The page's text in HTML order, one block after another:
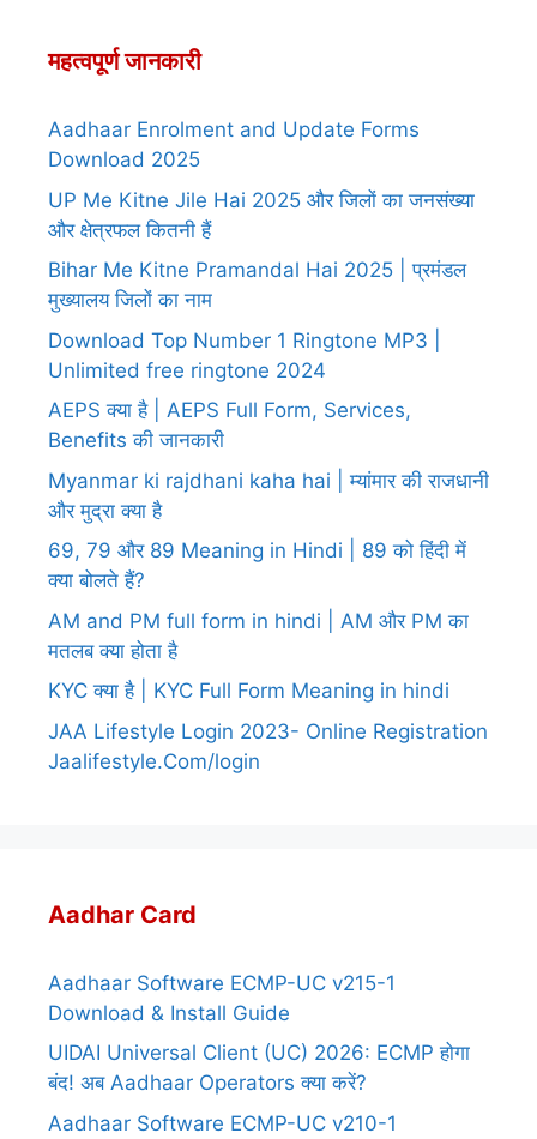
महत्वपूर्ण जानकारी
Aadhaar Enrolment and Update Forms
Download 2025
UP Me Kitne Jile Hai 2025 और जिलों का जनसंख्या
और क्षेत्रफल कितनी हैं
Bihar Me Kitne Pramandal Hai 2025 | प्रमंडल
मुख्यालय जिलों का नाम
Download Top Number 1 Ringtone MP3 |
Unlimited free ringtone 2024
AEPS क्या है | AEPS Full Form, Services,
Benefits की जानकारी
Myanmar ki rajdhani kaha hai | म्यांमार की राजधानी
और मुद्रा क्या है
69, 79 और 89 Meaning in Hindi | 89 को हिंदी में
क्या बोलते हैं?
AM and PM full form in hindi | AM और PM का
मतलब क्या होता है
KYC क्या है | KYC Full Form Meaning in hindi
JAA Lifestyle Login 2023- Online Registration
Jaalifestyle.Com/login
Aadhar Card
Aadhaar Software ECMP-UC v215-1
Download & Install Guide
UIDAI Universal Client (UC) 2026: ECMP होगा
बंद! अब Aadhaar Operators क्या करें?
Aadhaar Software ECMP-UC v210-1